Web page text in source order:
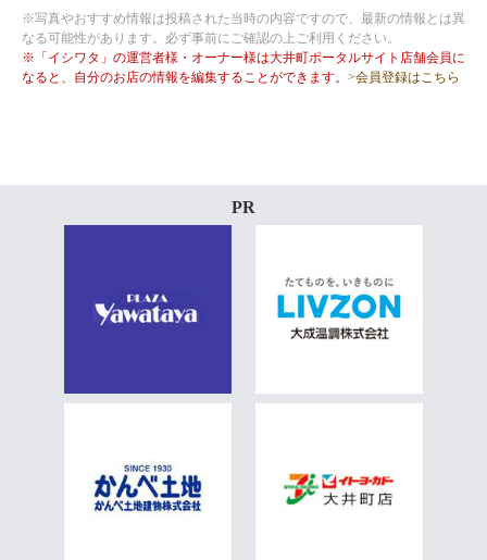
※写真やおすすめ情報は投稿された当時の内容ですので、最新の情報とは異
なる可能性があります。必ず事前にご確認の上ご利用ください。
※「イシワタ」の運営者様・オーナー様は大井町ポータルサイト店舗会員に
なると、自分のお店の情報を編集することができます。 >会員登録はこちら
PR